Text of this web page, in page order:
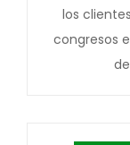
los
congresos